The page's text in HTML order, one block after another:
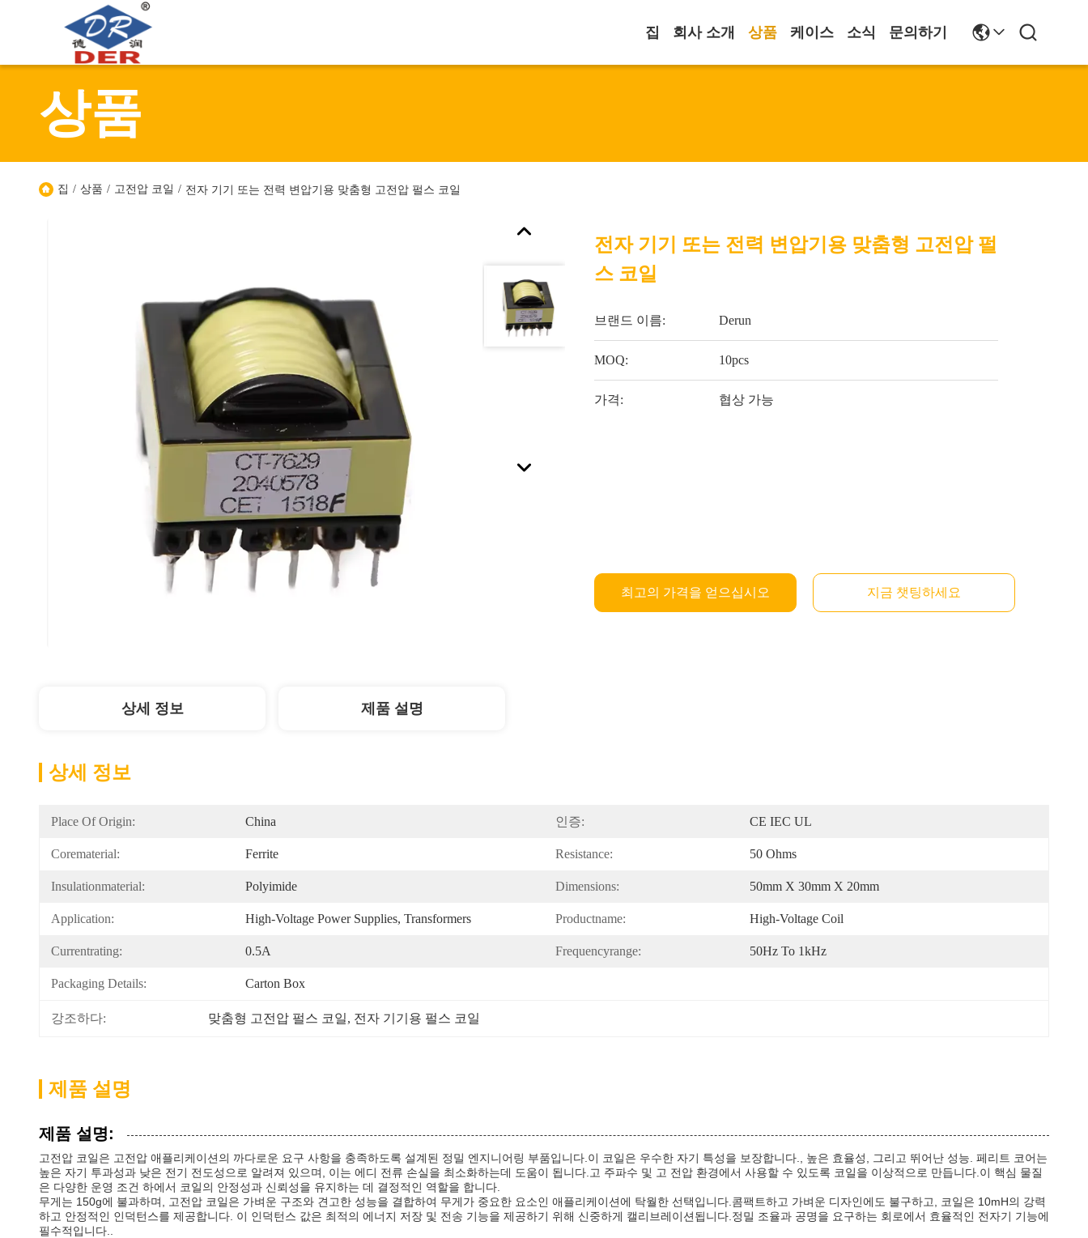
집 회사 소개 상품 케이스 소식 문의하기
상품
집 / 상품 / 고전압 코일 / 전자 기기 또는 전력 변압기용 맞춤형 고전압 펄스 코일
전자 기기 또는 전력 변압기용 맞춤형 고전압 펄
스 코일
브랜드 이름: Derun
MOQ: 10pcs
가격: 협상 가능
최고의 가격을 얻으십시오 지금 챗팅하세요
상세 정보 제품 설명
상세 정보
Place Of Origin: China 인증: CE IEC UL
Corematerial: Ferrite Resistance: 50 Ohms
Insulationmaterial: Polyimide Dimensions: 50mm X 30mm X 20mm
Application: High-Voltage Power Supplies, Transformers Productname: High-Voltage Coil
Currentrating: 0.5A Frequencyrange: 50Hz To 1kHz
Packaging Details: Carton Box
강조하다: 맞춤형 고전압 펄스 코일, 전자 기기용 펄스 코일
제품 설명
제품 설명:
고전압 코일은 고전압 애플리케이션의 까다로운 요구 사항을 충족하도록 설계된 정밀 엔지니어링 부품입니다.이 코일은 우수한 자기 특성을 보장합니다., 높은 효율성, 그리고 뛰어난 성능. 페리트 코어는
높은 자기 투과성과 낮은 전기 전도성으로 알려져 있으며, 이는 에디 전류 손실을 최소화하는데 도움이 됩니다.고 주파수 및 고 전압 환경에서 사용할 수 있도록 코일을 이상적으로 만듭니다.이 핵심 물질
은 다양한 운영 조건 하에서 코일의 안정성과 신뢰성을 유지하는 데 결정적인 역할을 합니다.
무게는 150g에 불과하며, 고전압 코일은 가벼운 구조와 견고한 성능을 결합하여 무게가 중요한 요소인 애플리케이션에 탁월한 선택입니다.콤팩트하고 가벼운 디자인에도 불구하고, 코일은 10mH의 강력
하고 안정적인 인덕턴스를 제공합니다. 이 인덕턴스 값은 최적의 에너지 저장 및 전송 기능을 제공하기 위해 신중하게 캘리브레이션됩니다.정밀 조율과 공명을 요구하는 회로에서 효율적인 전자기 기능에
필수적입니다..